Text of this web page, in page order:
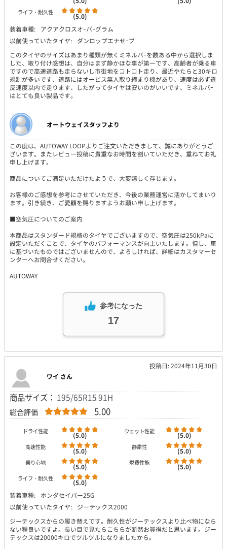
ライフ・耐久性
(5.0)
装着車種:
アクアクロスオｰバｰグラム
以前使っていたタイヤ:
ダンロップエナせｰブ
このタイヤのサイズはあまり種類が無くミネルバｰを数ある中から選択しま
した、取り付け感想は、自分はまず静かほな事が第一です、高齢者が乗る車
ですので高速道路も走らないし市街地をコトコト走り、最近やたらと30キロ
規制が多いです、道路にはオービス無人取り締まり機があり、速度は必ず違
反速度以内で走ります、したがってタイヤは安いのがいいです、ミネルバｰ
はとても良い製品です。
オートウェイスタッフより
この度は、AUTOWAY LOOPよりご注文いただきまして、誠にありがとうご
ざいます。またレビュー投稿に貴重なお時間を割いていただき、重ねてお礼
申し上げます。
商品についてご満足いただけたようで、大変嬉しく存じます。
お客様のご感想を参考にさせていただき、今後の業務運営に活かしてまいり
ます。引き続き、ご愛顧を賜りますようお願い申し上げます。
■空気圧についてのご案内
本商品はスタンダード規格のタイヤでございますので、空気圧は250kPaに
設定いただくことで、タイヤのパフォーマンスが向上いたします。但し、車
に基づいたものではございませんので、よろしければ、詳細はカスタマーセ
ンターへお問合せください。
AUTOWAY
参考になった
17
投稿日: 2024年11月30日
ワイ さん
商品サイズ： 195/65R15 91H
総合評価 5.00
ドライ性能 (5.0) ウェット性能 (5.0)
高速性能 (5.0) 静粛性 (5.0)
乗り心地 (5.0) 燃費性能 (5.0)
ライフ・耐久性
(5.0)
装着車種:
ホンダセイバー25G
以前使っていたタイヤ:
ジーテックス2000
ジーテックスからの履き替えです。耐久性がジーテックスより比べ物になら
ない程良いですよ。長い目で見たらこちらが断然お買得だと思います。ジー
テックスは20000キロでツルツルになりましたから。